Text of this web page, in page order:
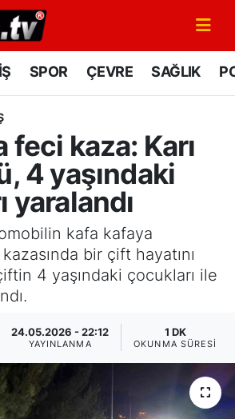
SPOR ÇEVRE SAĞLIK
feci kaza: Karı
4 yaşındaki
yaralandı
kafa kafaya
kazasında bir çift hayatını
4 yaşındaki çocukları ile
24.05.2026 - 22:12
YAYINLANMA
1 DK
OKUNMA SÜRESI
Eczaneler
Vakitleri
Yoğunluk Haritası
Durumu ve Fikstür